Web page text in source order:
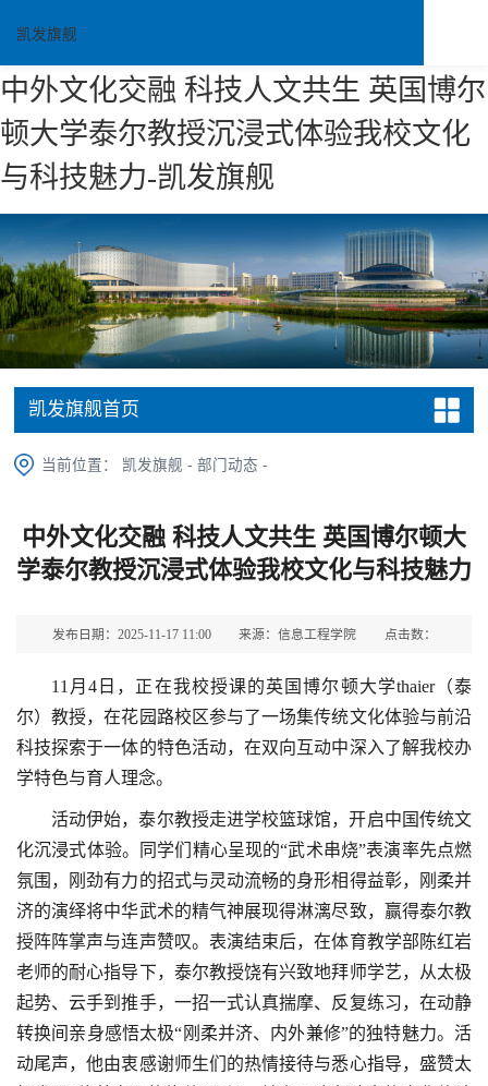
中外文化交融 科技人文共生 英国博尔
顿大学泰尔教授沉浸式体验我校文化
与科技魅力-凯发旗舰
凯发旗舰
凯发旗舰首页
当前位置： 凯发旗舰 -部门动态 -
中外文化交融 科技人文共生 英国博尔顿大
学泰尔教授沉浸式体验我校文化与科技魅力
发布日期：2025-11-17 11:00 来源：信息工程学院 点击数：
11月4日，正在我校授课的英国博尔顿大学thaier（泰
尔）教授，在花园路校区参与了一场集传统文化体验与前沿
科技探索于一体的特色活动，在双向互动中深入了解我校办
学特色与育人理念。
活动伊始，泰尔教授走进学校篮球馆，开启中国传统文
化沉浸式体验。同学们精心呈现的“武术串烧”表演率先点燃
氛围，刚劲有力的招式与灵动流畅的身形相得益彰，刚柔并
济的演绎将中华武术的精气神展现得淋漓尽致，赢得泰尔教
授阵阵掌声与连声赞叹。表演结束后，在体育教学部陈红岩
老师的耐心指导下，泰尔教授饶有兴致地拜师学艺，从太极
起势、云手到推手，一招一式认真揣摩、反复练习，在动静
转换间亲身感悟太极“刚柔并济、内外兼修”的独特魅力。活
动尾声，他由衷感谢师生们的热情接待与悉心指导，盛赞太